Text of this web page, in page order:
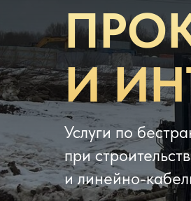
Услуги по
при
и линейно-
И